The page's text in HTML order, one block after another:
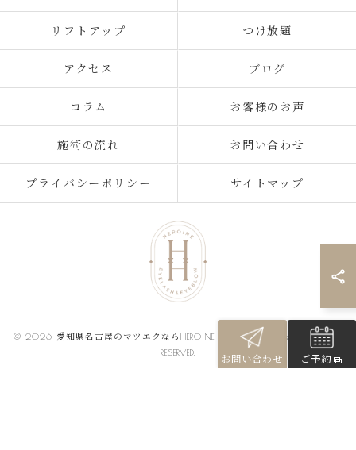
お問い合わせ ご予約
リフトアップ つけ放題
アクセス ブログ
コラム お客様のお声
施術の流れ お問い合わせ
プライバシーポリシー サイトマップ
© 2026 愛知県名古屋のマツエクならHEROINE eyelash&eyebrow ALL RIGHTS
RESERVED.